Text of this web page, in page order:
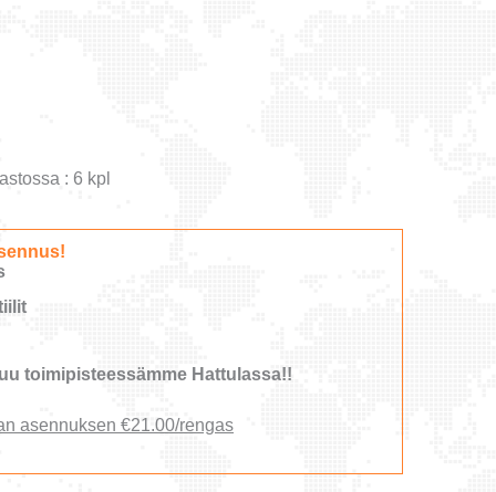
: 6 kpl
toimipisteessämme Hattulassa!!
asennuksen €21.00/rengas